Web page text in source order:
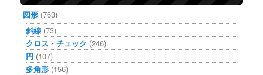
図形 (763)
斜線 (73)
クロス・チェック (246)
円 (107)
多角形 (156)